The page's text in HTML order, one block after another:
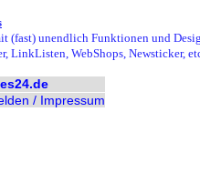
(fast) unendlich Funktionen und
LinkListen, WebShops, Newsticker,
/ Impressum